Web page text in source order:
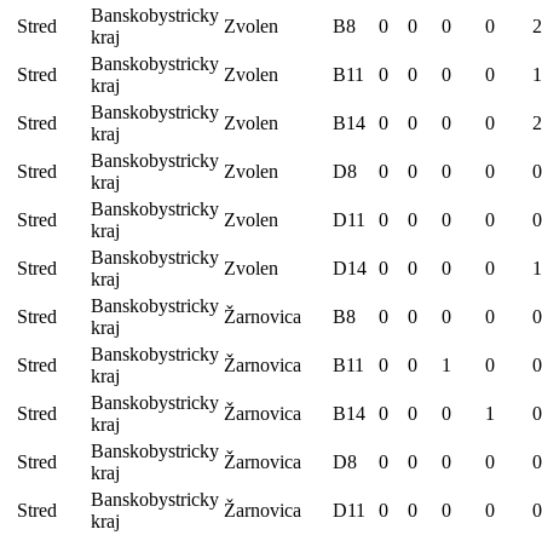
Stred
Banskobystricky
kraj
Zvolen B8 0 0 0 0 2
Stred
Banskobystricky
kraj
Zvolen B11 0 0 0 0 1
Stred
Banskobystricky
kraj
Zvolen B14 0 0 0 0 2
Stred
Banskobystricky
kraj
Zvolen D8 0 0 0 0 0
Stred
Banskobystricky
kraj
Zvolen D11 0 0 0 0 0
Stred
Banskobystricky
kraj
Zvolen D14 0 0 0 0 1
Stred
Banskobystricky
kraj
Žarnovica B8 0 0 0 0 0
Stred
Banskobystricky
kraj
Žarnovica B11 0 0 1 0 0
Stred
Banskobystricky
kraj
Žarnovica B14 0 0 0 1 0
Stred
Banskobystricky
kraj
Žarnovica D8 0 0 0 0 0
Stred
Banskobystricky
kraj
Žarnovica D11 0 0 0 0 0